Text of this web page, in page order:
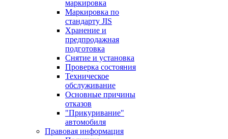
маркировка
Маркировка по
стандарту JIS
Хранение и
предпродажная
подготовка
Снятие и установка
Проверка состояния
Техническое
обслуживание
Основные причины
отказов
"Прикуривание"
автомобиля
Правовая информация